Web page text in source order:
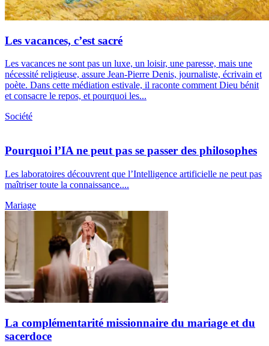
Les vacances, c’est sacré
Les vacances ne sont pas un luxe, un loisir, une paresse, mais une
nécessité religieuse, assure Jean-Pierre Denis, journaliste, écrivain et
poète. Dans cette médiation estivale, il raconte comment Dieu bénit
et consacre le repos, et pourquoi les...
Société
Pourquoi l’IA ne peut pas se passer des philosophes
Les laboratoires découvrent que l’Intelligence artificielle ne peut pas
maîtriser toute la connaissance....
Mariage
La complémentarité missionnaire du mariage et du
sacerdoce